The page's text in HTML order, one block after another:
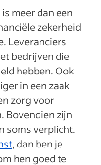
meer dan een
zekerheid
Leveranciers
bedrijven die
hebben. Ook
in een zaak
zorg voor
Bovendien zijn
soms verplicht.
, dan ben je
hen goed te